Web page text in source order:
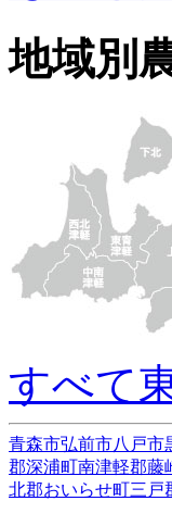
地域別
すべて
青森市弘前市八戸市
郡深浦町南津軽郡藤
北郡おいらせ町三戸